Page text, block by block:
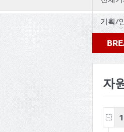
기획/
트로트 세월따라 사연따라”
자